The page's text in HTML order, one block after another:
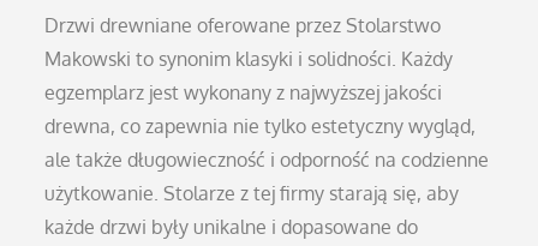
Drzwi drewniane oferowane przez Stolarstwo
Makowski to synonim klasyki i solidności. Każdy
egzemplarz jest wykonany z najwyższej jakości
drewna, co zapewnia nie tylko estetyczny wygląd,
ale także długowieczność i odporność na codzienne
użytkowanie. Stolarze z tej firmy starają się, aby
każde drzwi były unikalne i dopasowane do